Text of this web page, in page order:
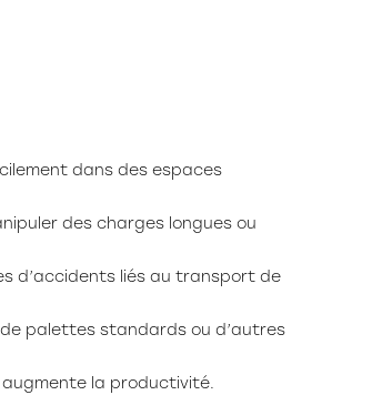
dans des espaces
des charges longues ou
d’accidents liés au transport de
de palettes standards ou d’autres
la productivité.